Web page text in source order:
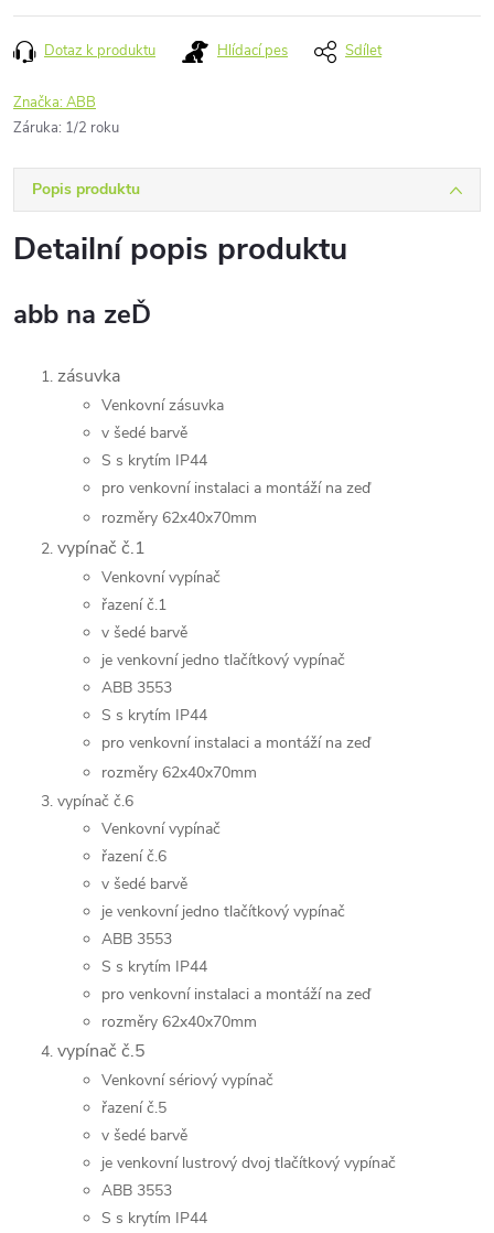
Dotaz k produktu Hlídací pes Sdílet
Značka:ABB
Záruka: 1/2 roku
Popis produktu
Detailní popis produktu
abb na zeĎ
zásuvka
Venkovní zásuvka
v šedé barvě
S s krytím IP44
pro venkovní instalaci a montáží na zeď
rozměry 62x40x70mm
vypínač č.1
Venkovní vypínač
řazení č.1
v šedé barvě
je venkovní jedno tlačítkový vypínač
ABB 3553
S s krytím IP44
pro venkovní instalaci a montáží na zeď
rozměry 62x40x70mm
vypínač č.6
Venkovní vypínač
řazení č.6
v šedé barvě
je venkovní jedno tlačítkový vypínač
ABB 3553
S s krytím IP44
pro venkovní instalaci a montáží na zeď
rozměry 62x40x70mm
vypínač č.5
Venkovní sériový vypínač
řazení č.5
v šedé barvě
je venkovní lustrový dvoj tlačítkový vypínač
ABB 3553
S s krytím IP44